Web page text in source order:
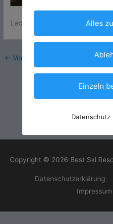
Lech
← Vorheriger Medien
Copyright © 2026 Best Ski
Datenschutzerklärung
Impressum
Alles
Einzeln
Datenschutz